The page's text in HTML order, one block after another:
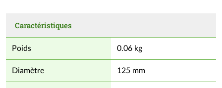
Caractéristiques
Poids 0.06 kg
Diamètre 125 mm